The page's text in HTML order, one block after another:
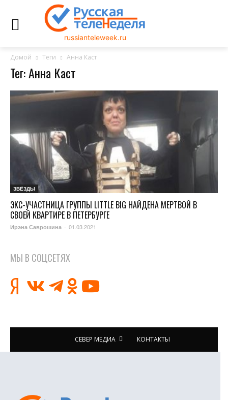
russianteleweek.ru
Домой Теги Анна Каст
Тег: Анна Каст
ЗВЁЗДЫ
ЭКС-УЧАСТНИЦА ГРУППЫ LITTLE BIG НАЙДЕНА МЕРТВОЙ В
СВОЕЙ КВАРТИРЕ В ПЕТЕРБУРГЕ
Ирэна Саврошина - 01.03.2021
МЫ В СОЦСЕТЯХ
СЕВЕР МЕДИА КОНТАКТЫ